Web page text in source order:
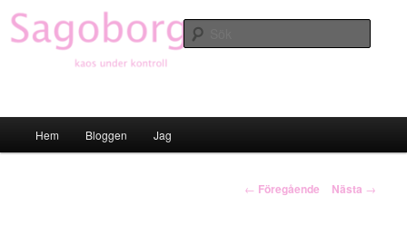
Hoppa
till
primärt
Hem Bloggen Jag
Inläggsnavigering
← Föregående Nästa →